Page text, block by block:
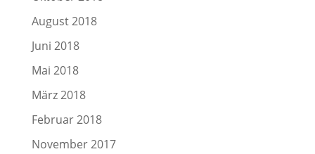
August 2018
Juni 2018
Mai 2018
März 2018
Februar 2018
November 2017